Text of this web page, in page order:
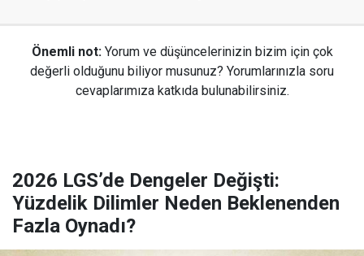
Önemli not: Yorum ve düşüncelerinizin bizim için çok
değerli olduğunu biliyor musunuz? Yorumlarınızla soru
cevaplarımıza katkıda bulunabilirsiniz.
2026 LGS’de Dengeler Değişti:
Yüzdelik Dilimler Neden Beklenenden
Fazla Oynadı?